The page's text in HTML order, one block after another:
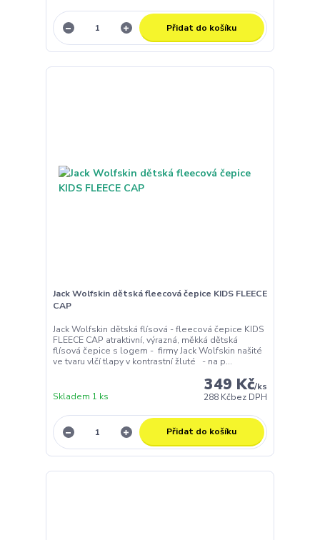
Přidat do košíku
Jack Wolfskin dětská fleecová čepice KIDS FLEECE
CAP
Jack Wolfskin dětská flísová - fleecová čepice KIDS
FLEECE CAP atraktivní, výrazná, měkká dětská
flísová čepice s logem - firmy Jack Wolfskin našité
ve tvaru vlčí tlapy v kontrastní žluté - na p...
349 Kč/ks
288 Kčbez DPH
Skladem 1 ks
Přidat do košíku